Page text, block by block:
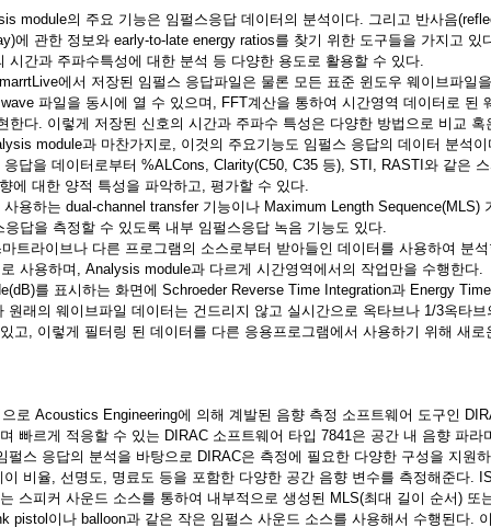
module의 주요 기능은 임펄스응답 데이터의 분석이다. 그리고 반사음
에 관한 정보와 early-to-late energy ratios를 찾기 위한 도구들을 가지고 있
시간과 주파수특성에 대한 분석 등 다양한 용도로 활용할 수 있다.
에서 저장된 임펄스 응답파일은 물론 모든 표준 윈도우 웨이브파일
파일을 동시에 열 수 있으며, FFT계산을 통하여 시간영역 데이터로 된
한다. 이렇게 저장된 신호의 시간과 주파수 특성은 다양한 방법으로 비교
module과 마찬가지로, 이것의 주요기능도 임펄스 응답의 데이터 분석이
답을 데이터로부터 %ALCons, Clarity(C50, C35 등), STI, RASTI와 같은
에 대한 양적 특성을 파악하고, 평가할 수 있다.
용하는 dual-channel transfer 기능이나 Maximum Length Sequence(MLS)
답을 측정할 수 있도록 내부 임펄스응답 녹음 기능도 있다.
트라이브나 다른 프로그램의 소스로부터 받아들인 데이터를 사용하여 분
사용하며, Analysis module과 다르게 시간영역에서의 작업만을 수행한다.
를 표시하는 화면에 Schroeder Reverse Time Integration과 Energy
원래의 웨이브파일 데이터는 건드리지 않고 실시간으로 옥타브나 1/3옥타
고, 이렇게 필터링 된 데이터를 다른 응용프로그램에서 사용하기 위해 새
로 Acoustics Engineering에 의해 계발된 음향 측정 소프트웨어 도구인
빠르게 적응할 수 있는 DIRAC 소프트웨어 타입 7841은 공간 내 음향 파라
펄스 응답의 분석을 바탕으로 DIRAC은 측정에 필요한 다양한 구성을 지원
비율, 선명도, 명료도 등을 포함한 다양한 공간 음향 변수를 측정해준다.
스피커 사운드 소스를 통하여 내부적으로 생성된 MLS(최대 길이 순서) 또
pistol이나 balloon과 같은 작은 임펄스 사운드 소스를 사용해서 수행된다.